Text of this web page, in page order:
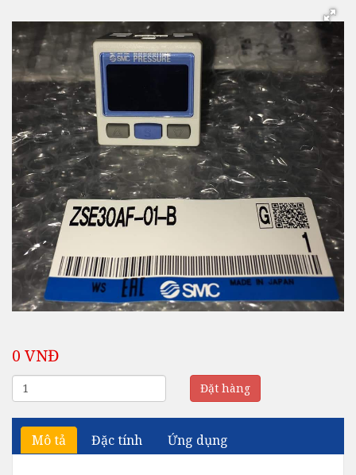
0 VNĐ
Đặt hàng
Mô tả Đặc tính Ứng dụng